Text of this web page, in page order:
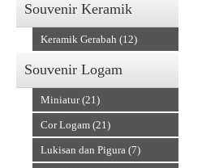
Souvenir Keramik
Keramik Gerabah (12)
Souvenir Logam
Miniatur (21)
Cor Logam (21)
Lukisan dan Pigura (7)